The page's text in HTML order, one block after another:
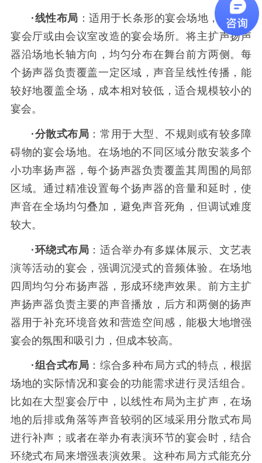
·线性布局 ：适用于长条形的宴会场地，如小型
宴会厅或由会议室改造的宴会场所。将主扩声扬声
器沿场地长轴方向，均匀分布在舞台前方两侧。每
个扬声器负责覆盖一定区域，声音呈线性传播，能
较好地覆盖全场，成本相对较低，适合规模较小的
宴会。
·分散式布局 ：常用于大型、不规则或有较多障
碍物的宴会场地。在场地的不同区域分散安装多个
小功率扬声器，每个扬声器负责覆盖其周围的局部
区域。通过精准设置每个扬声器的音量和延时，使
声音在全场均匀叠加，避免声音死角，但调试难度
较大。
·环绕式布局 ：适合举办有多媒体展示、文艺表
演等活动的宴会，强调沉浸式的音频体验。在场地
四周均匀分布扬声器，形成环绕声效果。前方主扩
声扬声器负责主要的声音播放，后方和两侧的扬声
器用于补充环境音效和营造空间感，能极大地增强
宴会的氛围和吸引力，但成本较高。
·组合式布局 ：综合多种布局方式的特点，根据
场地的实际情况和宴会的功能需求进行灵活组合。
比如在大型宴会厅中，以线性布局为主扩声，在场
地的后排或角落等声音较弱的区域采用分散式布局
进行补声；或者在举办有表演环节的宴会时，结合
环绕式布局来增强表演效果。这种布局方式能充分